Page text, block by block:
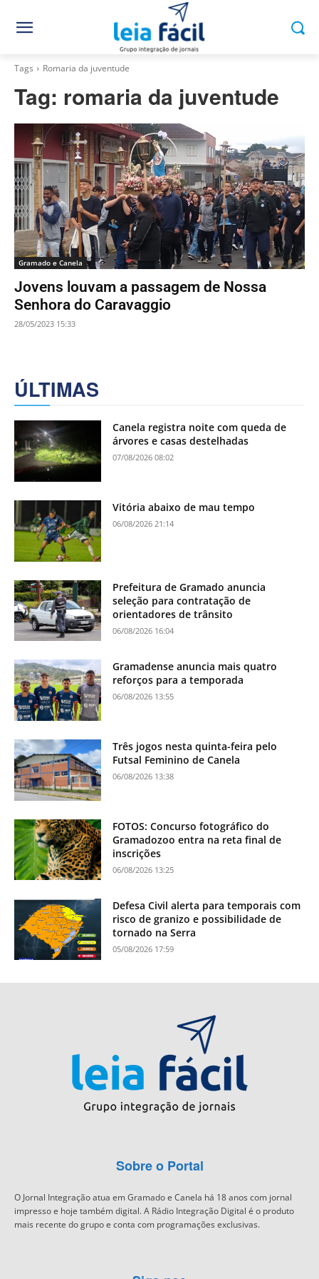
Tags Romaria da juventude
Tag: romaria da juventude
Gramado e Canela
Jovens louvam a passagem de Nossa
Senhora do Caravaggio
28/05/2023 15:33
ÚLTIMAS
Canela registra noite com queda de
árvores e casas destelhadas
07/08/2026 08:02
Vitória abaixo de mau tempo
06/08/2026 21:14
Prefeitura de Gramado anuncia
seleção para contratação de
orientadores de trânsito
06/08/2026 16:04
Gramadense anuncia mais quatro
reforços para a temporada
06/08/2026 13:55
Três jogos nesta quinta-feira pelo
Futsal Feminino de Canela
06/08/2026 13:38
FOTOS: Concurso fotográfico do
Gramadozoo entra na reta final de
inscrições
06/08/2026 13:25
Defesa Civil alerta para temporais com
risco de granizo e possibilidade de
tornado na Serra
05/08/2026 17:59
Sobre o Portal
O Jornal Integração atua em Gramado e Canela há 18 anos com jornal
impresso e hoje também digital. A Rádio Integração Digital é o produto
mais recente do grupo e conta com programações exclusivas.